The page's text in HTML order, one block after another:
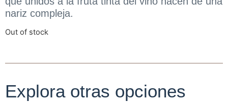
nariz compleja.
Out of stock
Explora otras opciones